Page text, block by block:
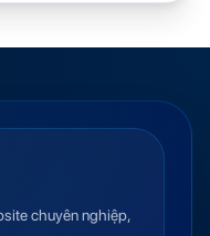
chuyên nghiệp,